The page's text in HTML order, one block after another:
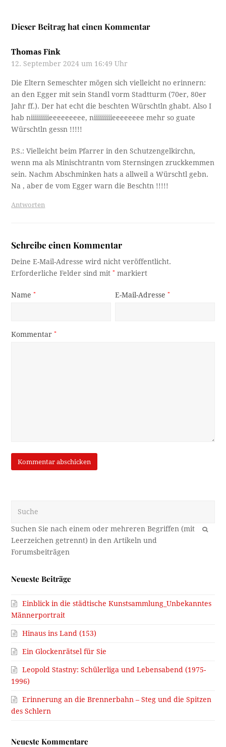
Dieser Beitrag hat einen Kommentar
Thomas Fink
12. September 2024 um 16:49 Uhr
Die Eltern Semeschter mögen sich vielleicht no erinnern:
an den Egger mit sein Standl vorm Stadtturm (70er, 80er
Jahr ff.). Der hat echt die beschten Würschtln ghabt. Also I
hab niiiiiiiiieeeeeeeee, niiiiiiiiieeeeeeee mehr so guate
Würschtln gessn !!!!!
P.S.: Vielleicht beim Pfarrer in den Schutzengelkirchn,
wenn ma als Minischtrantn vom Sternsingen zruckkemmen
sein. Nachm Abschminken hats a allweil a Würschtl gebn.
Na , aber de vom Egger warn die Beschtn !!!!!
Antworten
Schreibe einen Kommentar
Deine E-Mail-Adresse wird nicht veröffentlicht.
Erforderliche Felder sind mit* markiert
Name* E-Mail-Adresse*
Kommentar*
OK
Neueste Beiträge
Einblick in die städtische Kunstsammlung_Unbekanntes
Männerportrait
Hinaus ins Land (153)
Ein Glockenrätsel für Sie
Leopold Stastny: Schülerliga und Lebensabend (1975-
1996)
Erinnerung an die Brennerbahn – Steg und die Spitzen
des Schlern
Neueste Kommentare